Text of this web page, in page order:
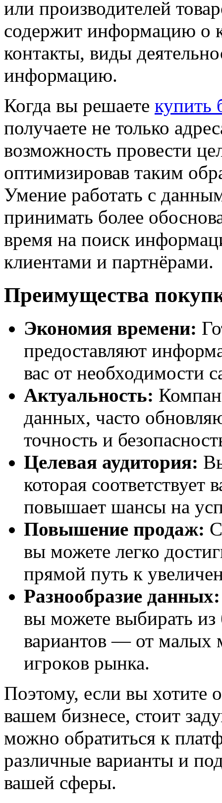
или производителей
содержит информацию о
контакты, виды
информацию.
Когда вы решаете купить
получаете не только
возможность провести
оптимизировав таким
Умение работать с
принимать более
время на поиск
клиентами и партнёрами.
Преимущества
Экономия времени:
предоставляют
вас от необходимости
Актуальность:
данных, часто
точность и
Целевая аудитория:
которая
повышает шансы на
Повышение продаж:
вы можете легко
прямой путь к
Разнообразие данных:
вы можете выбирать из
вариантов — от малых
игроков рынка.
Поэтому, если вы хотите
вашем бизнесе, стоит
можно обратиться к
различные варианты и
вашей сферы.